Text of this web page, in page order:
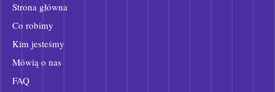
Strona główna
Co robimy
Kim jesteśmy
Mówią o nas
FAQ